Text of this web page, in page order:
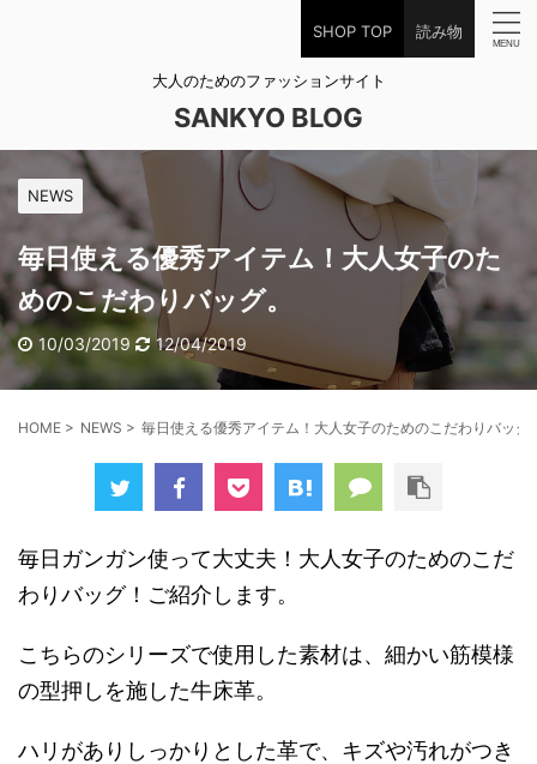
SHOP TOP 読み物
大人のためのファッションサイト
SANKYO BLOG
NEWS
毎日使える優秀アイテム！大人女子のた
めのこだわりバッグ。
10/03/2019 12/04/2019
HOME > NEWS > 毎日使える優秀アイテム！大人女子のためのこだわりバッグ
毎日ガンガン使って大丈夫！大人女子のためのこだ
わりバッグ！ご紹介します。
こちらのシリーズで使用した素材は、細かい筋模様
の型押しを施した牛床革。
ハリがありしっかりとした革で、キズや汚れがつき